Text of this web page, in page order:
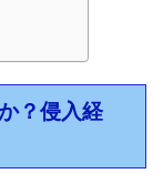
？侵入経